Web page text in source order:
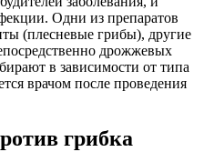
Одни из препаратов
(плесневые грибы), другие
дрожжевых
в зависимости от типа
врачом после проведения
грибка